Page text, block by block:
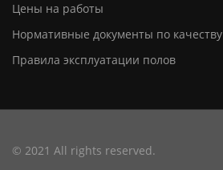
Цены на работы
Нормативные документы по качеству
Правила эксплуатации полов
© 2021 All rights reserved.